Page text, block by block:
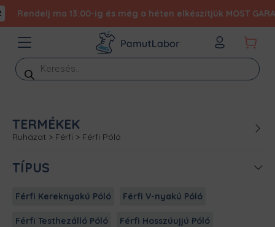
Rendelj ma 13:00-ig és még a héten elkészítjük MOST
Products
search
TERMÉKEK
Ruházat > Férfi > Férfi Póló
TÍPUS
Férfi Kereknyakú Póló Férfi V-nyakú Póló
Férfi Testhezálló Póló Férfi Hosszúujjú Póló